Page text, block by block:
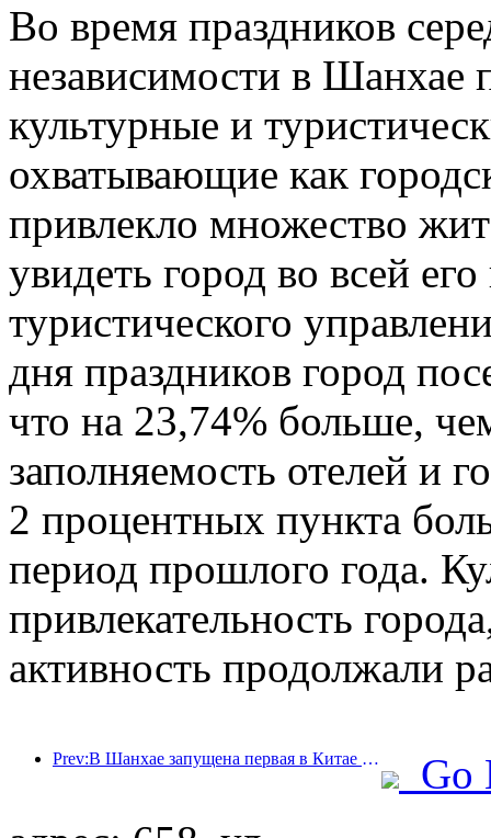
Во время праздников
независимости в Шанхае
культурные и
охватывающие как
привлекло множество
увидеть город во всей
туристического
дня праздников город
что на 23,74% больше,
заполняемость отелей и
2 процентных пункта
период прошлого года.
привлекательность
активность продолжали
Prev:В Шанхае запущена первая в Китае система самостоятельного потребления культурных и туристических услуг для иностранных туристов
Go